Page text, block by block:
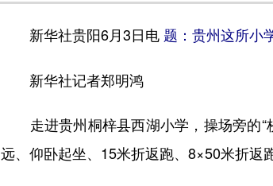
新华社贵阳6月3日电 题：贵州这所小
新华社记者郑明鸿
走进贵州桐梓县西湖小学，操场旁的“
远、仰卧起坐、15米折返跑、8×50米折返